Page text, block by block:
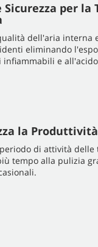
Sicurezza per la
dell'aria interna
eliminando
infiammabili e
la Produttività
di attività delle
tempo alla pulizia